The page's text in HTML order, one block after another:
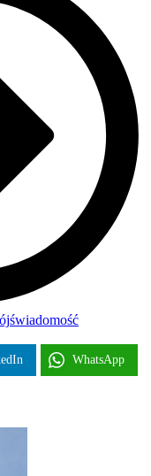
świadomość
WhatsApp